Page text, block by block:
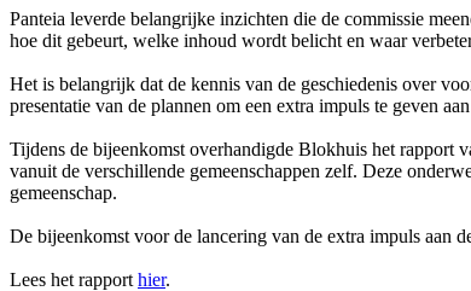
Panteia leverde belangrijke inzichten die de commissie
hoe dit gebeurt, welke inhoud wordt belicht en waar
Het is belangrijk dat de kennis van de geschiedenis over
presentatie van de plannen om een extra impuls te geven
Tijdens de bijeenkomst overhandigde Blokhuis het rapport
vanuit de verschillende gemeenschappen zelf. Deze
gemeenschap.
De bijeenkomst voor de lancering van de extra impuls aan
Lees het rapport hier.